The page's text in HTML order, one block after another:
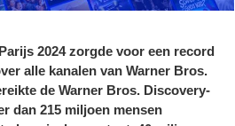
2024 zorgde voor een record
alle kanalen van Warner Bros.
de Warner Bros. Discovery-
dan 215 miljoen mensen